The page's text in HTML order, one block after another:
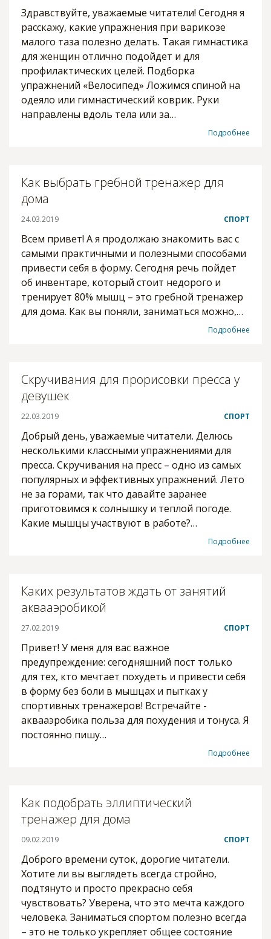
Здравствуйте, уважаемые читатели! Сегодня я
расскажу, какие упражнения при варикозе
малого таза полезно делать. Такая гимнастика
для женщин отлично подойдет и для
профилактических целей. Подборка
упражнений «Велосипед» Ложимся спиной на
одеяло или гимнастический коврик. Руки
направлены вдоль тела или за…
Подробнее
Как выбрать гребной тренажер для
дома
24.03.2019 СПОРТ
Всем привет! А я продолжаю знакомить вас с
самыми практичными и полезными способами
привести себя в форму. Сегодня речь пойдет
об инвентаре, который стоит недорого и
тренирует 80% мышц – это гребной тренажер
для дома. Как вы поняли, заниматься можно,…
Подробнее
Скручивания для прорисовки пресса у
девушек
22.03.2019 СПОРТ
Добрый день, уважаемые читатели. Делюсь
несколькими классными упражнениями для
пресса. Скручивания на пресс – одно из самых
популярных и эффективных упражнений. Лето
не за горами, так что давайте заранее
приготовимся к солнышку и теплой погоде.
Какие мышцы участвуют в работе?…
Подробнее
Каких результатов ждать от занятий
аквааэробикой
27.02.2019 СПОРТ
Привет! У меня для вас важное
предупреждение: сегодняшний пост только
для тех, кто мечтает похудеть и привести себя
в форму без боли в мышцах и пытках у
спортивных тренажеров! Встречайте -
аквааэробика польза для похудения и тонуса. Я
постоянно пишу…
Подробнее
Как подобрать эллиптический
тренажер для дома
09.02.2019 СПОРТ
Доброго времени суток, дорогие читатели.
Хотите ли вы выглядеть всегда стройно,
подтянуто и просто прекрасно себя
чувствовать? Уверена, что это мечта каждого
человека. Заниматься спортом полезно всегда
– это не только укрепляет общее состояние